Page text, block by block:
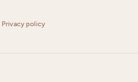
Privacy policy